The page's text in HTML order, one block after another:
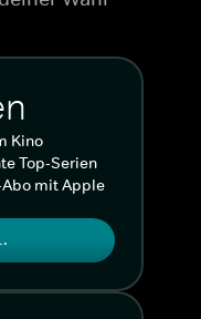
Kino
Top-Serien
mit Apple